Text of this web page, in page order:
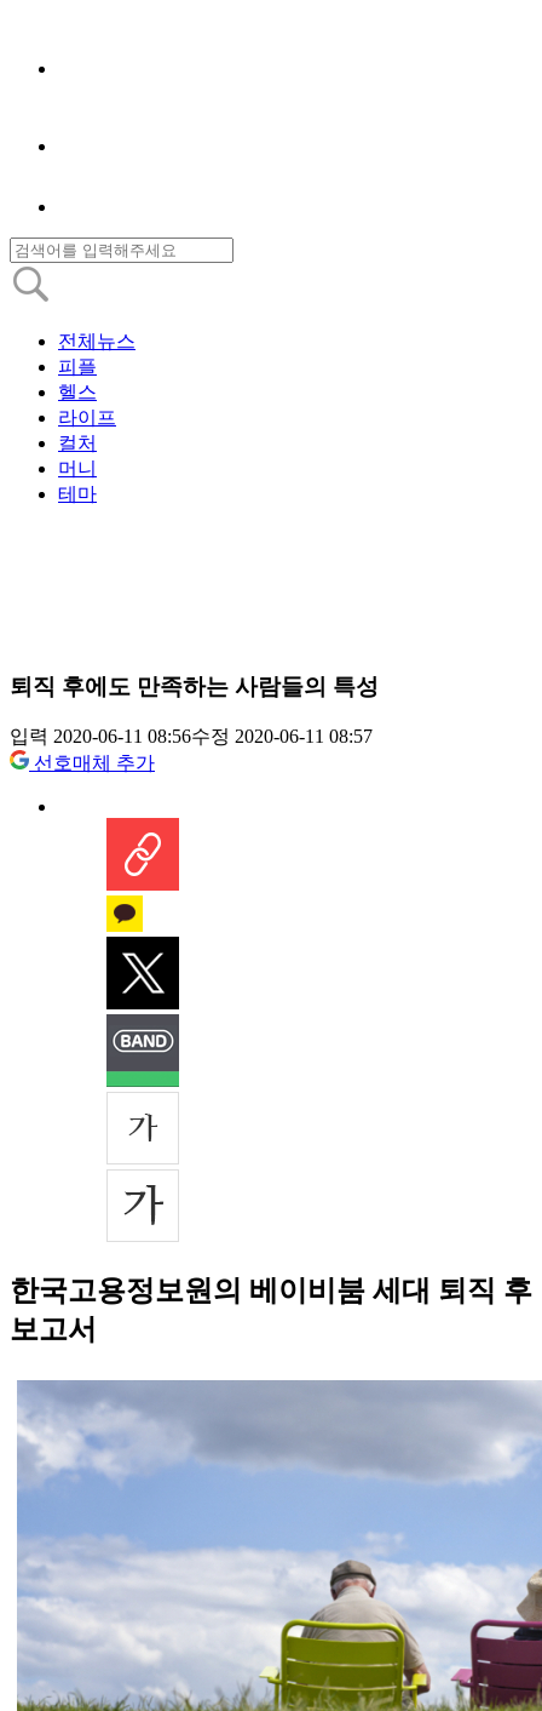
전체뉴스
피플
헬스
라이프
컬처
머니
테마
퇴직 후에도 만족하는 사람들의 특성
입력 2020-06-11 08:56수정 2020-06-11 08:57
선호매체 추가
한국고용정보원의 베이비붐 세대 퇴직 후
보고서